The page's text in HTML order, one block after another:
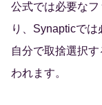
公式では必要な
り、Synapticで
自分で取捨選択
われます。